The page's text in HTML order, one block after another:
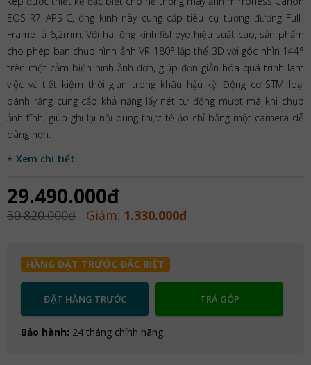
EOS R7 APS-C, ống kính này cung cấp tiêu cự tương đương Full-
Frame là 6,2mm. Với hai ống kính fisheye hiệu suất cao, sản phẩm
cho phép bạn chụp hình ảnh VR 180° lập thể 3D với góc nhìn 144°
trên một cảm biến hình ảnh đơn, giúp đơn giản hóa quá trình làm
việc và tiết kiệm thời gian trong khâu hậu kỳ. Động cơ STM loại
bánh răng cung cấp khả năng lấy nét tự động mượt mà khi chụp
ảnh tĩnh, giúp ghi lại nội dung thực tế ảo chỉ bằng một camera dễ
dàng hơn.
+ Xem chi tiết
29.490.000đ
30.820.000đ Giảm: 1.330.000đ
HÀNG ĐẶT TRƯỚC ĐẶC BIỆT
ĐẶT HÀNG TRƯỚC TRẢ GÓP
Bảo hành: 24 tháng chính hãng